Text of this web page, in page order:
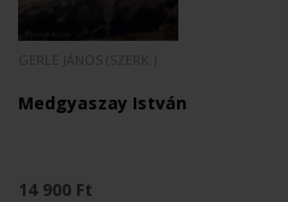
Medgyaszay István
14 900 Ft